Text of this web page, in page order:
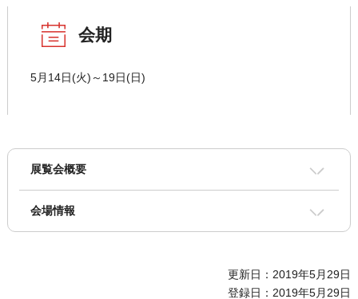
会期
5月14日(火)～19日(日)
展覧会概要
会場情報
更新日：2019年5月29日
登録日：2019年5月29日